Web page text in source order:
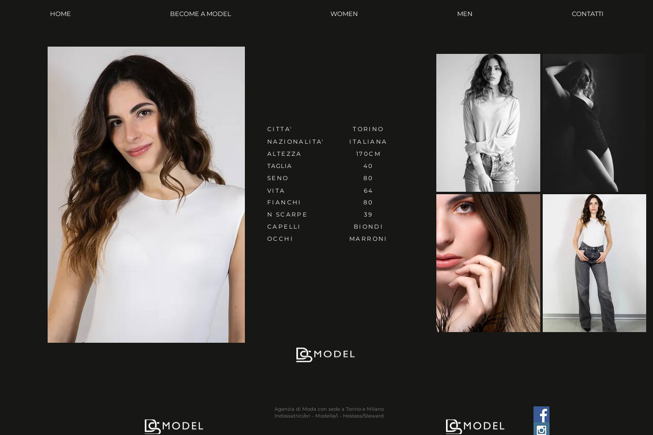
HOME BECOME A MODEL WOMEN MEN CONTATTI
ITALIANA
170CM
40
80
64
80
39
BIONDI
MARRONI
TORINO
NAZIONALITA'
ALTEZZA
TAGLIA
SENO
VITA
FIANCHI
N SCARPE
CAPELLI
OCCHI
CITTA'
Agenzia di Moda con sede a Torino e Milano
Indossatrici/ori - Modelle/i - Hostess/Steward